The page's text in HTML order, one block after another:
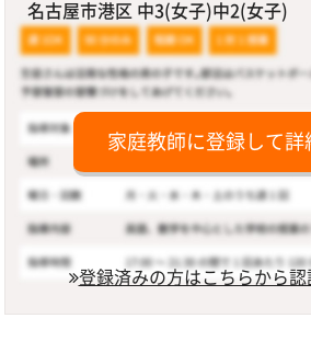
名古屋市港区 中3(女子)中2(女子)
家庭教師に登録して詳
登録済みの方はこちらから